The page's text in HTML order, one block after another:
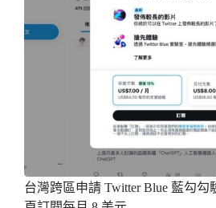
台灣跨區申請 Twitter Blue 藍勾勾